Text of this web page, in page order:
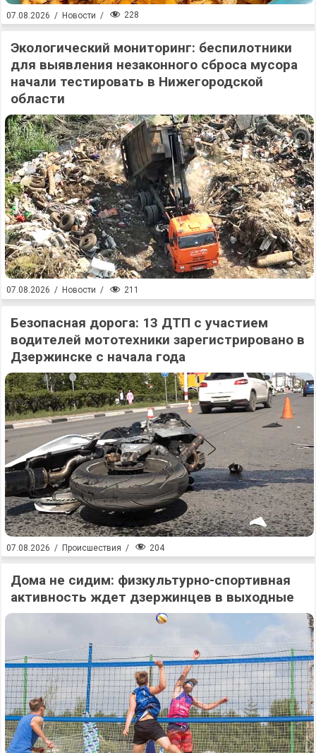
07.08.2026 / Новости / 228
Экологический мониторинг: беспилотники
для выявления незаконного сброса мусора
начали тестировать в Нижегородской
области
07.08.2026 / Новости / 211
Безопасная дорога: 13 ДТП с участием
водителей мототехники зарегистрировано в
Дзержинске с начала года
07.08.2026 / Происшествия / 204
Дома не сидим: физкультурно-спортивная
активность ждет дзержинцев в выходные